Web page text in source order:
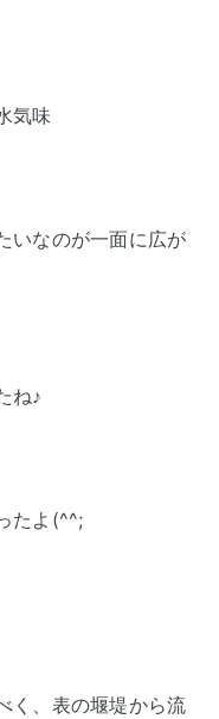
気味
いなのが一面に広が
ね♪
たよ(^^;
く、表の堰堤から流